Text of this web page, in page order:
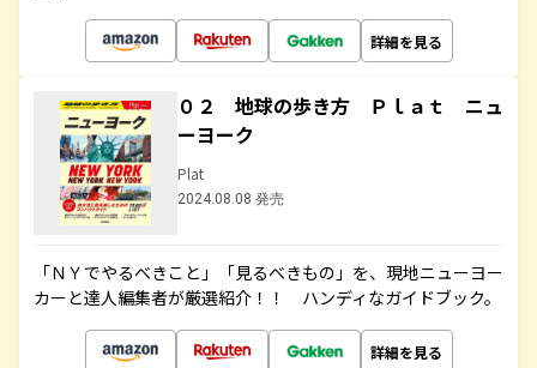
詳細を見る
０２ 地球の歩き方 Ｐｌａｔ ニュ
ーヨーク
Plat
2024.08.08 発売
「ＮＹでやるべきこと」「見るべきもの」を、現地ニューヨー
カーと達人編集者が厳選紹介！！ ハンディなガイドブック。
詳細を見る